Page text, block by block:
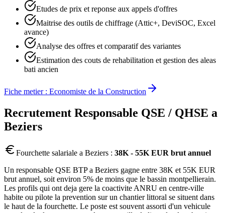
Etudes de prix et reponse aux appels d'offres
Maitrise des outils de chiffrage (Attic+, DeviSOC, Excel
avance)
Analyse des offres et comparatif des variantes
Estimation des couts de rehabilitation et gestion des aleas
bati ancien
Fiche metier : Economiste de la Construction
Recrutement Responsable QSE / QHSE a
Beziers
Fourchette salariale a Beziers : 38K - 55K EUR brut annuel
Un responsable QSE BTP a Beziers gagne entre 38K et 55K EUR
brut annuel, soit environ 5% de moins que le bassin montpellierain.
Les profils qui ont deja gere la coactivite ANRU en centre-ville
habite ou pilote la prevention sur un chantier littoral se situent dans
le haut de la fourchette. Le poste est souvent assorti d'un vehicule